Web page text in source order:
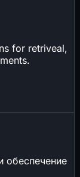
for retriveal,
обеспечение